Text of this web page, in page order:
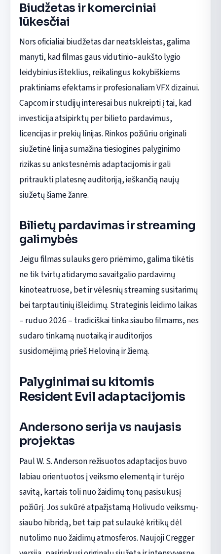
Biudžetas ir komerciniai
lūkesčiai
Nors oficialiai biudžetas dar neatskleistas, galima
manyti, kad filmas gaus vidutinio–aukšto lygio
leidybinius išteklius, reikalingus kokybiškiems
praktiniams efektams ir profesionaliam VFX dizainui.
Capcom ir studijų interesai bus nukreipti į tai, kad
investicija atsipirktų per bilieto pardavimus,
licencijas ir prekių linijas. Rinkos požiūriu originali
siužetinė linija sumažina tiesiogines palyginimo
rizikas su ankstesnėmis adaptacijomis ir gali
pritraukti platesnę auditoriją, ieškančią naujų
siužetų šiame žanre.
Bilietų pardavimas ir streaming
galimybės
Jeigu filmas sulauks gero priėmimo, galima tikėtis
ne tik tvirtų atidarymo savaitgalio pardavimų
kinoteatruose, bet ir vėlesnių streaming susitarimų
bei tarptautinių išleidimų. Strateginis leidimo laikas
– ruduo 2026 – tradiciškai tinka siaubo filmams, nes
sudaro tinkamą nuotaiką ir auditorijos
susidomėjimą prieš Heloviną ir žiemą.
Palyginimai su kitomis
Resident Evil adaptacijomis
Andersono serija vs naujasis
projektas
Paul W. S. Anderson režisuotos adaptacijos buvo
labiau orientuotos į veiksmo elementą ir turėjo
savitą, kartais toli nuo žaidimų tonų pasisukusį
požiūrį. Jos sukūrė atpažįstamą Holivudo veiksmų-
siaubo hibridą, bet taip pat sulaukė kritikų dėl
nutolimo nuo žaidimų atmosferos. Naujoji Cregger